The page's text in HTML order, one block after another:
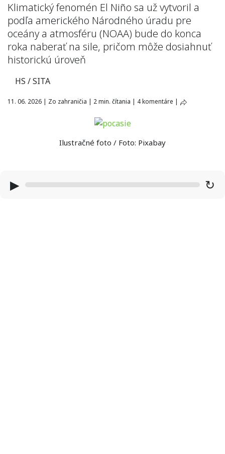
Klimatický fenomén El Niño sa už vytvoril a
podľa amerického Národného úradu pre
oceány a atmosféru (NOAA) bude do konca
roka naberať na sile, pričom môže dosiahnuť
historickú úroveň
HS / SITA
11. 06. 2026 | Zo zahraničia | 2 min. čítania | 4 komentáre |
Ilustračné foto / Foto: Pixabay
▶ ↻